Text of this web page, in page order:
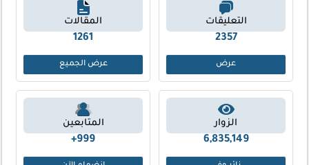
التعليقات
2357
عرض
المقالات
1261
عرض الجميع
الزوار
6,835,149
المتابعين
999+